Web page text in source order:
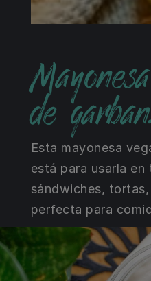
de
Esta mayonesa
está para usarla
sándwiches,
perfecta para